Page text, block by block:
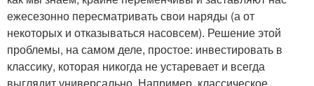
ежесезонно пересматривать свои наряды (а от
некоторых и отказываться насовсем). Решение этой
проблемы, на самом деле, простое: инвестировать в
классику, которая никогда не устаревает и всегда